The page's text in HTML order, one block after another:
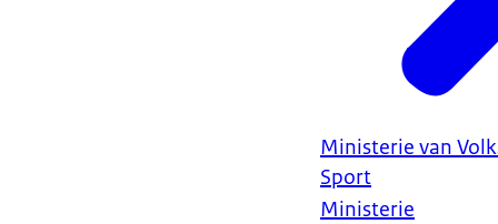
Ministerie van
Sport
Ministerie